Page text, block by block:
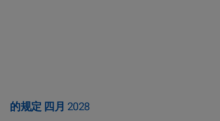
的规定 四月 2028